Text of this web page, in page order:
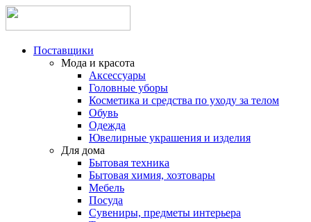
Поставщики
Мода и красота
Аксессуары
Головные уборы
Косметика и средства по уходу за телом
Обувь
Одежда
Ювелирные украшения и изделия
Для дома
Бытовая техника
Бытовая химия, хозтовары
Мебель
Посуда
Сувениры, предметы интерьера